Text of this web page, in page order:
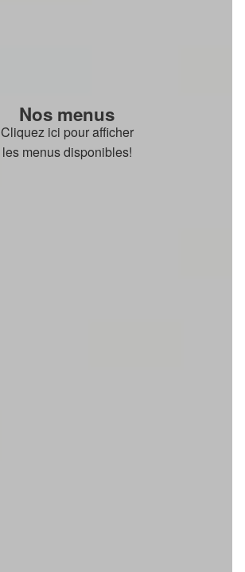
Nos menus
Cliquez ici pour afficher
les menus disponibles!